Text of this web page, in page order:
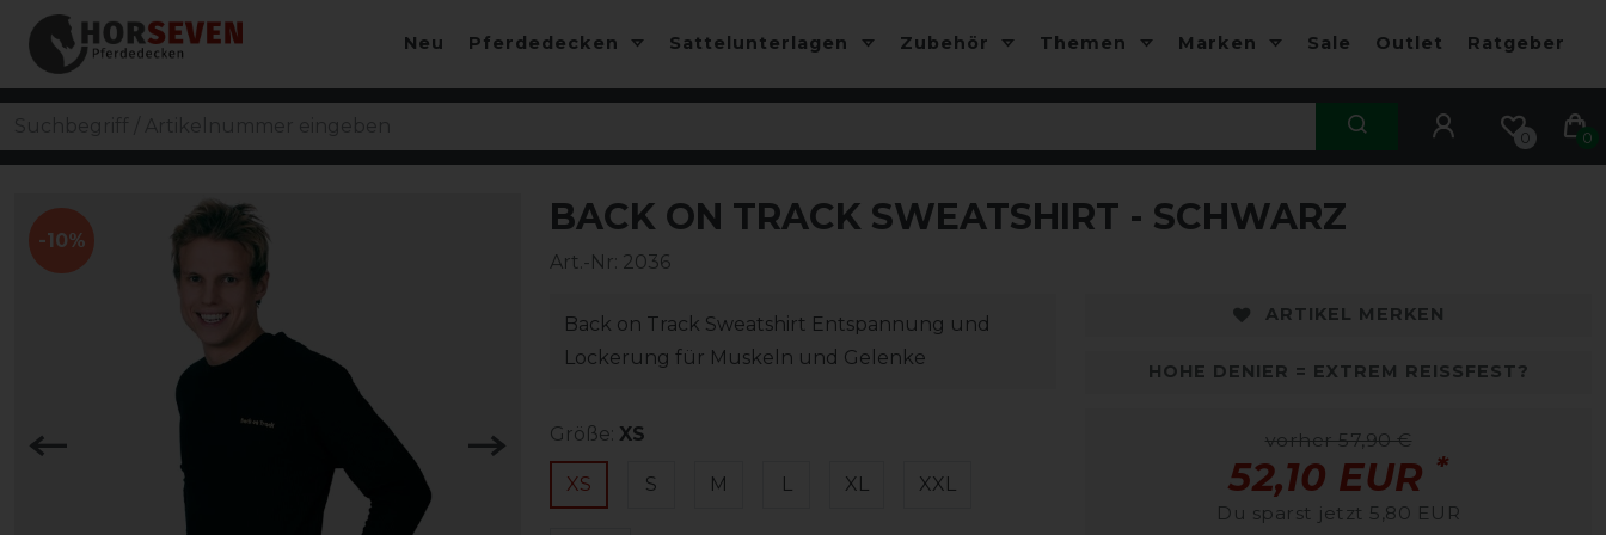
Neu Pferdedecken Sattelunterlagen Zubehör Themen Marken Sale Outlet Ratgeber
0 0
-10%
BACK ON TRACK SWEATSHIRT - SCHWARZ
Art.-Nr: 2036
Back on Track Sweatshirt Entspannung und
Lockerung für Muskeln und Gelenke
Größe: XS
XS S M L XL XXL
ARTIKEL MERKEN
HOHE DENIER = EXTREM REISSFEST?
vorher 57,90 €
52,10 EUR *
Du sparst jetzt 5,80 EUR